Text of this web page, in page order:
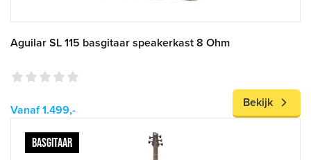
Aguilar SL 115 basgitaar speakerkast 8 Ohm
Vanaf 1.499,-
Bekijk
BASGITAAR